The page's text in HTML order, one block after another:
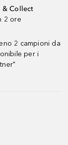
& Collect
2 ore
2 campioni da
per i